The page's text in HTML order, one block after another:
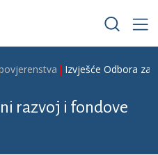
Izvješće Odbora za
razvoj i fondove